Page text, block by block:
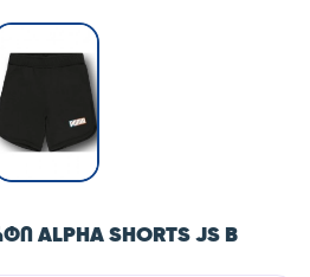
ALPHA SHORTS JS B